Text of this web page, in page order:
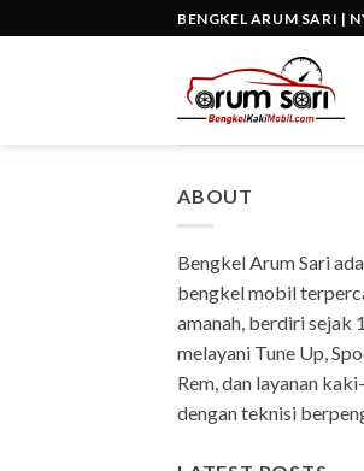
to
BENGKEL ARUM SARI |
ABOUT
Bengkel Arum Sari
bengkel mobil
amanah, berdiri sejak 1
melayani Tune Up,
Rem, dan layanan
dengan teknisi